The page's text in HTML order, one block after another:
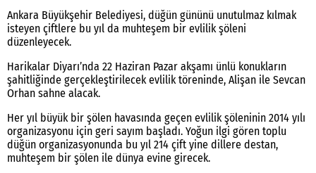
Ankara Büyükşehir Belediyesi, düğün gününü unutulmaz kılmak
isteyen çiftlere bu yıl da muhteşem bir evlilik şöleni
düzenleyecek.
Harikalar Diyarı’nda 22 Haziran Pazar akşamı ünlü konukların
şahitliğinde gerçekleştirilecek evlilik töreninde, Alişan ile Sevcan
Orhan sahne alacak.
Her yıl büyük bir şölen havasında geçen evlilik şöleninin 2014 yılı
organizasyonu için geri sayım başladı. Yoğun ilgi gören toplu
düğün organizasyonunda bu yıl 214 çift yine dillere destan,
muhteşem bir şölen ile dünya evine girecek.